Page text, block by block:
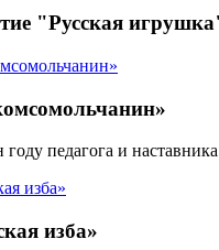
"Русская
педагога и
изба»